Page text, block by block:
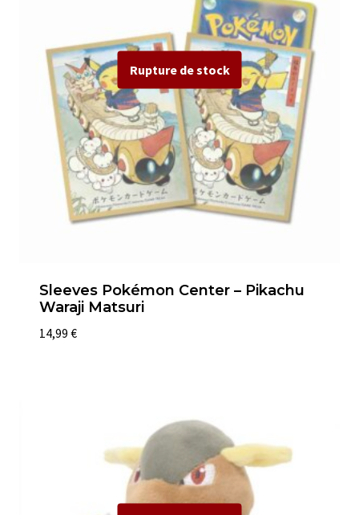
Sleeves Pokémon Center – Pikachu
Waraji Matsuri
14,99 €